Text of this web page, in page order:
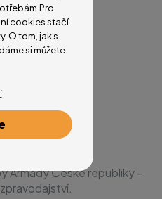
Armády České republiky –
cookies stačí
O tom, jak s
si můžete